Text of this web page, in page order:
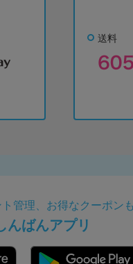
送料
管理、お得なクーポン
んばんアプリ